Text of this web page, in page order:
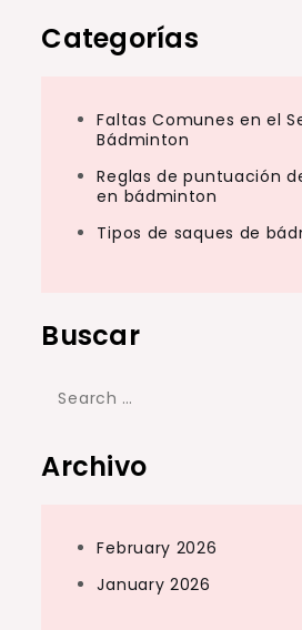
Categorías
Faltas Comunes en el
Bádminton
Reglas de puntuación
en bádminton
Tipos de saques de
Buscar
Search
Archivo
February 2026
January 2026